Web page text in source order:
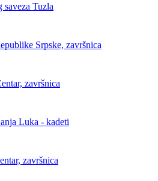
Tuzla
Srpske, završnica
završnica
Luka - kadeti
završnica